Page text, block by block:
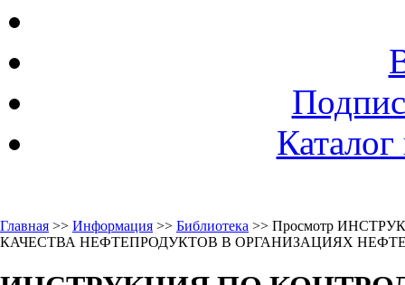
Главная >> Информация >> Библиотека >> Просмотр
КАЧЕСТВА НЕФТЕПРОДУКТОВ В ОРГАНИЗАЦИЯХ